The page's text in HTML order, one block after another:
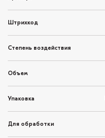
Штрихкод
Степень воздействия
Объем
Упаковка
Для обработки